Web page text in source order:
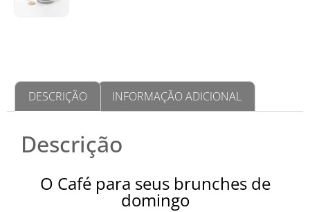
DESCRIÇÃO INFORMAÇÃO ADICIONAL
Descrição
O Café para seus brunches de
domingo